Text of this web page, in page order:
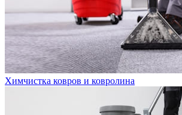
Химчистка ковров и ковролина